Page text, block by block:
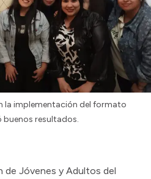
la implementación del formato
buenos resultados.
de Jóvenes y Adultos del